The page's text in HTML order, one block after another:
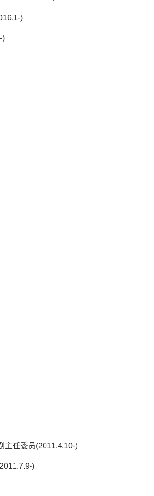
)
)
主任委员(2011.4.10-)
)